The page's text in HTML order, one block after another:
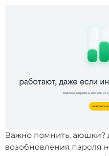
Важно помнить, аюшки?
возобновления пароля